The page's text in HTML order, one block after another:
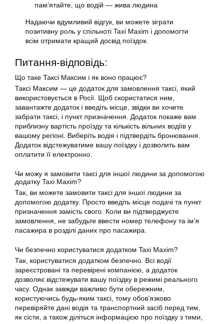
пам’ятайте, що водій — жива людина
Надаючи вдумливий відгук, ви можете зіграти
позитивну роль у спільноті Taxi Maxim і допомогти
всім отримати кращий досвід поїздок.
Питання-відповідь:
Що таке Таксі Максим і як воно працює?
Таксі Максим — це додаток для замовлення таксі , який
використовується в Росії. Щоб скористатися ним,
завантажте додаток і введіть місце, звідки ви хочете
забрати таксі , і пункт призначення. Додаток покаже вам
приблизну вартість проїзду та кількість вільних водіїв у
вашому регіоні. Виберіть водія і підтвердіть бронювання.
Додаток відстежуватиме вашу поїздку і дозволить вам
оплатити її електронно.
Чи можу я замовити таксі для іншої людини за допомогою
додатку Taxi Maxim?
Так, ви можете замовити таксі для іншої людини за
допомогою додатку. Просто введіть місце подачі та пункт
призначення замість свого. Коли ви підтверджуєте
замовлення, не забудьте ввести номер телефону та ім’я
пасажира в розділі даних про пасажира.
Чи безпечно користуватися додатком Taxi Maxim?
Так, користуватися додатком безпечно. Всі водії
зареєстровані та перевірені компанією, а додаток
дозволяє відстежувати вашу поїздку в режимі реального
часу. Однак завжди важливо бути обережним,
користуючись будь-яким таксі , тому обов’язково
перевіряйте дані водія та транспортний засіб перед тим,
як сісти, а також діліться інформацією про поїздку з тими,